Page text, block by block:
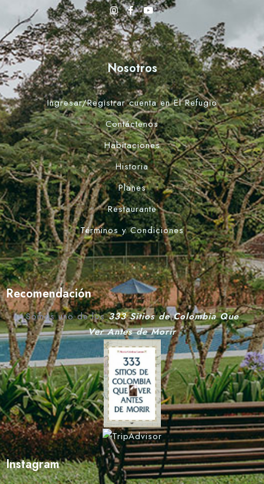
Nosotros
Ingresar/Registrar cuenta en El Refugio
Contáctenos
Habitaciones
Historia
Planes
Restaurante
Términos y Condiciones
Recomendación
Somos uno de los333 Sitios de Colombia Que
Ver Antes de Morir
Instagram